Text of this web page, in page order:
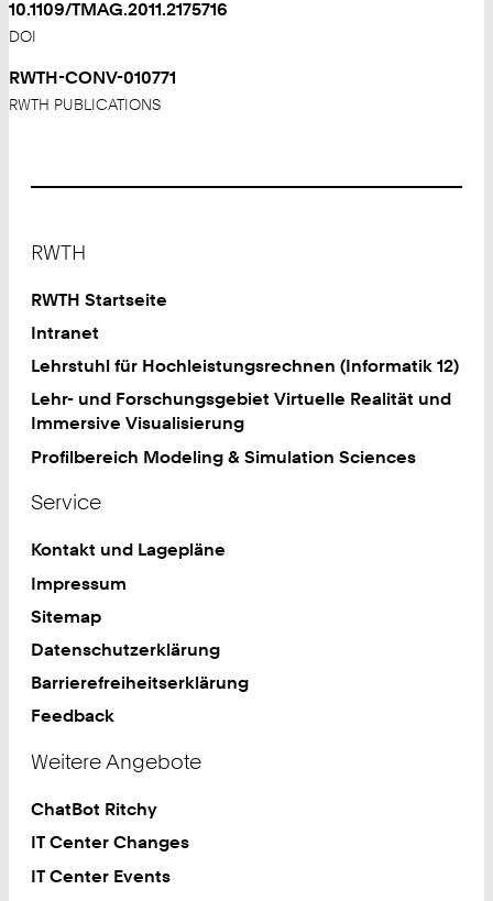
10.1109/TMAG.2011.2175716
DOI
RWTH-CONV-010771
RWTH PUBLICATIONS
RWTH
RWTH Startseite
Intranet
Lehrstuhl für Hochleistungsrechnen (Informatik 12)
Lehr- und Forschungsgebiet Virtuelle Realität und
Immersive Visualisierung
Profilbereich Modeling & Simulation Sciences
Service
Kontakt und Lagepläne
Impressum
Sitemap
Datenschutzerklärung
Barrierefreiheitserklärung
Feedback
Weitere Angebote
ChatBot Ritchy
IT Center Changes
IT Center Events